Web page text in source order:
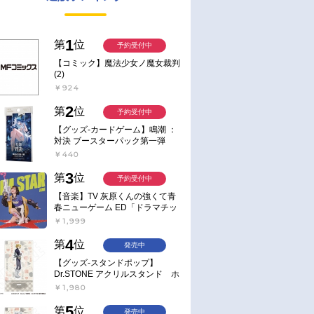
第1位
【コミック】魔法少女ノ魔女裁判
(2)
￥924
予約受付中
第2位
【グッズ-カードゲーム】鳴潮 ：
対決 ブースターパック第一弾
【ポイント2倍】
￥440
予約受付中
第3位
【音楽】TV 灰原くんの強くて青
春ニューゲーム ED「ドラマチッ
ク逃避行」収録シングル AIM
￥1,999
予約受付中
第4位
【グッズ-スタンドポップ】
Dr.STONE アクリルスタンド ホ
ワイマンといっしょver. スタン
￥1,980
発売中
第 位 発売中